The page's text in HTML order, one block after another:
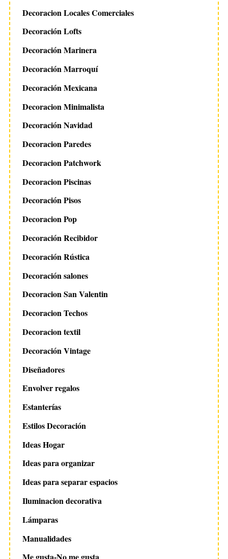
Decoracion Locales Comerciales
Decoración Lofts
Decoración Marinera
Decoración Marroquí
Decoración Mexicana
Decoracion Minimalista
Decoración Navidad
Decoracion Paredes
Decoracion Patchwork
Decoracion Piscinas
Decoración Pisos
Decoracion Pop
Decoración Recibidor
Decoración Rústica
Decoración salones
Decoracion San Valentin
Decoracion Techos
Decoracion textil
Decoración Vintage
Diseñadores
Envolver regalos
Estanterías
Estilos Decoración
Ideas Hogar
Ideas para organizar
Ideas para separar espacios
Iluminacion decorativa
Lámparas
Manualidades